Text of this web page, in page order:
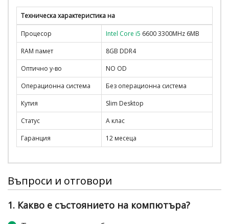
Техническа характеристика на
Процесор Intel Core i5 6600 3300MHz 6MB
RAM памет
8GB DDR4
Оптично у-во
NO OD
Операционна система
Без операционна система
Кутия
Slim Desktop
Статус
A клас
Гаранция
12 месеца
Въпроси и отговори
1. Какво е състоянието на компютъра?